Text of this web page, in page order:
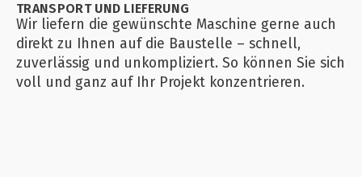
TRANSPORT UND LIEFERUNG
Wir liefern die gewünschte Maschine gerne auch
direkt zu Ihnen auf die Baustelle – schnell,
zuverlässig und unkompliziert. So können Sie sich
voll und ganz auf Ihr Projekt konzentrieren.